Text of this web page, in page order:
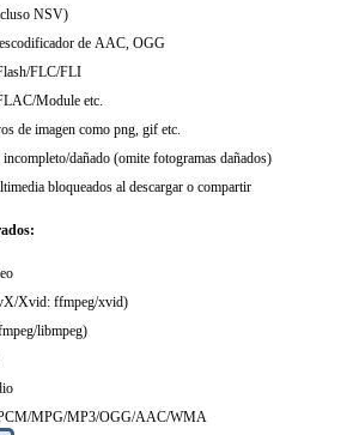
NSV)
de AAC, OGG
FLC/FLI
Module etc.
de imagen como png, gif etc.
dañado (omite fotogramas dañados)
bloqueados al descargar o compartir
Xvid: ffmpeg/xvid)
libmpeg)
MPG/MP3/OGG/AAC/WMA